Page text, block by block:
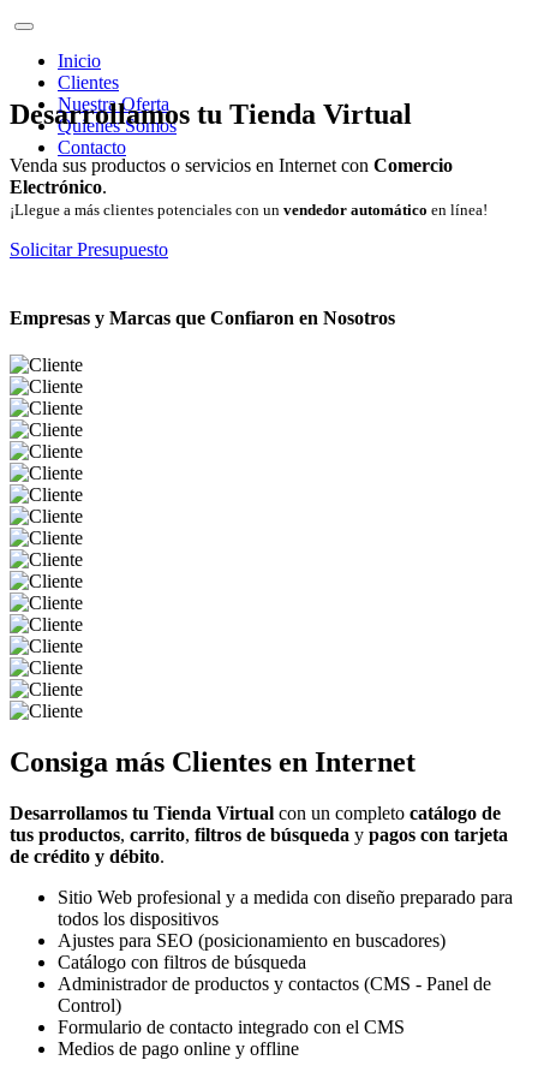
Inicio
Clientes
Nuestra Oferta
Quienes Somos
Contacto
Desarrollamos tu Tienda Virtual
Venda sus productos o servicios en Internet con Comercio
Electrónico.
¡Llegue a más clientes potenciales con un vendedor automático en línea!
Solicitar Presupuesto
Empresas y Marcas que Confiaron en Nosotros
Consiga más Clientes en Internet
Desarrollamos tu Tienda Virtual con un completo catálogo de
tus productos, carrito, filtros de búsqueda y pagos con tarjeta
de crédito y débito.
Sitio Web profesional y a medida con diseño preparado para
todos los dispositivos
Ajustes para SEO (posicionamiento en buscadores)
Catálogo con filtros de búsqueda
Administrador de productos y contactos (CMS - Panel de
Control)
Formulario de contacto integrado con el CMS
Medios de pago online y offline